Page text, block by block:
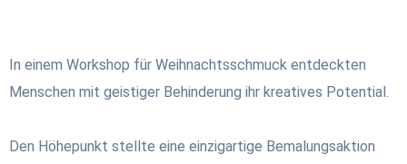
In einem Workshop für Weihnachtsschmuck entdeckten
Menschen mit geistiger Behinderung ihr kreatives Potential.
Den Höhepunkt stellte eine einzigartige Bemalungsaktion